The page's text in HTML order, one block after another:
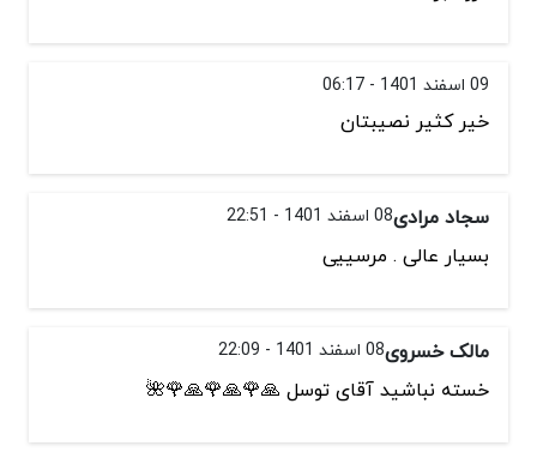
09 اسفند 1401 - 06:17
خیر کثیر نصیبتان
سجاد مرادی08 اسفند 1401 - 22:51
بسیار عالی . مرسییی
مالک خسروی08 اسفند 1401 - 22:09
خسته نباشید آقای توسل 🙏🌹🙏🌹🙏🌹🌺